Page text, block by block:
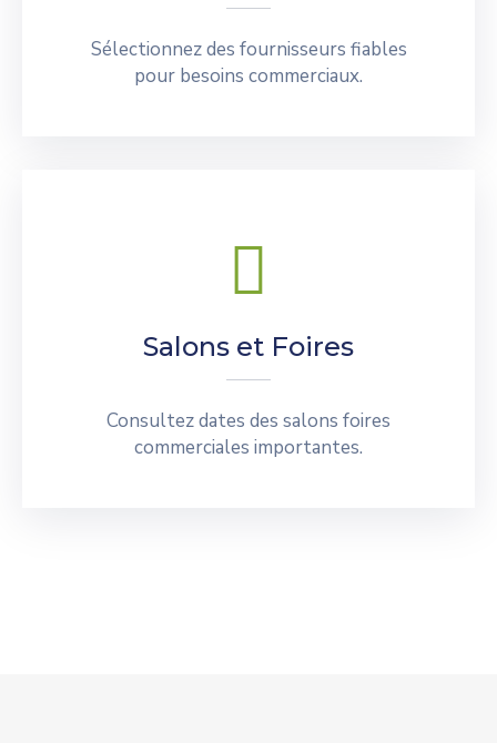
Sélectionnez des fournisseurs fiables
pour besoins commerciaux.
Salons et Foires
Consultez dates des salons foires
commerciales importantes.